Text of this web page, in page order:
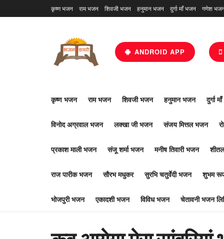
कृष्ण भजन राम भजन शिवजी भजन हनुमान भजन दुर्गा माँ भजन गणेश
ANDROID APP
कृष्ण भजन राम भजन शिवजी भजन हनुमान भजन दुर्गा
विनोद अग्रवाल भजन लक्खा जी भजन संजय मित्तल भजन
प्रकाश माली भजन संजू शर्मा भजन मनीष तिवारी भजन
राज पारीक भजन सौरभ मधुकर सुरभि चतुर्वेदी भजन शुभम
भोजपुरी भजन एकादशी भजन विविध भजन चेतावनी भजन